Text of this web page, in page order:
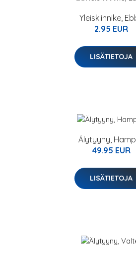
Yleiskiinnike,
2.95 EUR
LISÄTIETOJA
Älytyyny,
49.95 EUR
LISÄTIETOJA